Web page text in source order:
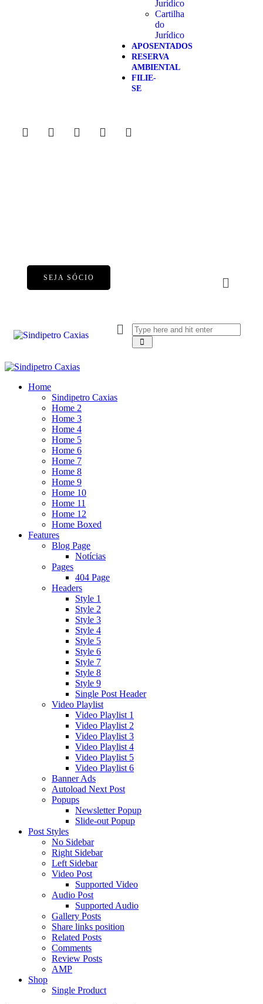
Jurídico
Cartilha
do
Jurídico
APOSENTADOS
RESERVA
AMBIENTAL
FILIE-
SE
SEJA SÓCIO
Home
Sindipetro Caxias
Home 2
Home 3
Home 4
Home 5
Home 6
Home 7
Home 8
Home 9
Home 10
Home 11
Home 12
Home Boxed
Features
Blog Page
Notícias
Pages
404 Page
Headers
Style 1
Style 2
Style 3
Style 4
Style 5
Style 6
Style 7
Style 8
Style 9
Single Post Header
Video Playlist
Video Playlist 1
Video Playlist 2
Video Playlist 3
Video Playlist 4
Video Playlist 5
Video Playlist 6
Banner Ads
Autoload Next Post
Popups
Newsletter Popup
Slide-out Popup
Post Styles
No Sidebar
Right Sidebar
Left Sidebar
Video Post
Supported Video
Audio Post
Supported Audio
Gallery Posts
Share links position
Related Posts
Comments
Review Posts
AMP
Shop
Single Product